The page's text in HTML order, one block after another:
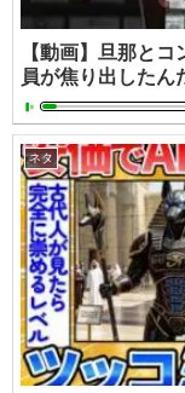
【動画】旦那と
員が焦り出した
ネタ